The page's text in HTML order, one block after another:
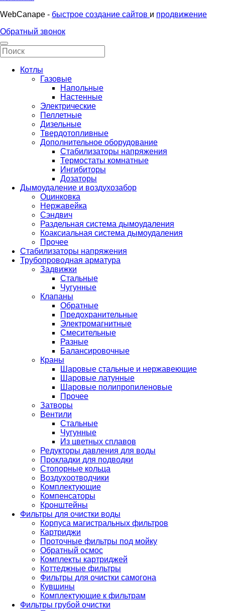
WebCanape - быстрое создание сайтов и продвижение
Обратный звонок
Котлы
Газовые
Напольные
Настенные
Электрические
Пеллетные
Дизельные
Твердотопливные
Дополнительное оборудование
Стабилизаторы напряжения
Термостаты комнатные
Ингибиторы
Дозаторы
Дымоудаление и воздухозабор
Оцинковка
Нержавейка
Сэндвич
Раздельная система дымоудаления
Коаксиальная система дымоудаления
Прочее
Стабилизаторы напряжения
Трубопроводная арматура
Задвижки
Стальные
Чугунные
Клапаны
Обратные
Предохранительные
Электромагнитные
Смесительные
Разные
Балансировочные
Краны
Шаровые стальные и нержавеющие
Шаровые латунные
Шаровые полипропиленовые
Прочее
Затворы
Вентили
Стальные
Чугунные
Из цветных сплавов
Редукторы давления для воды
Прокладки для подводки
Стопорные кольца
Воздухоотводчики
Комплектующие
Компенсаторы
Кронштейны
Фильтры для очистки воды
Корпуса магистральных фильтров
Картриджи
Проточные фильтры под мойку
Обратный осмос
Комплекты картриджей
Коттеджные фильтры
Фильтры для очистки самогона
Кувшины
Комплектующие к фильтрам
Фильтры грубой очистки